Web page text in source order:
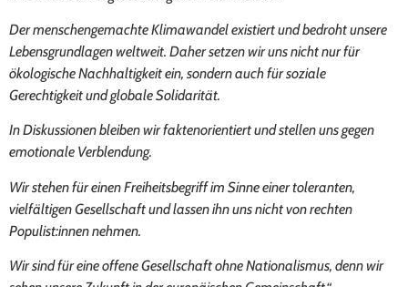
Der menschengemachte Klimawandel existiert und bedroht unsere
Lebensgrundlagen weltweit. Daher setzen wir uns nicht nur für
ökologische Nachhaltigkeit ein, sondern auch für soziale
Gerechtigkeit und globale Solidarität.
In Diskussionen bleiben wir faktenorientiert und stellen uns gegen
emotionale Verblendung.
Wir stehen für einen Freiheitsbegriff im Sinne einer toleranten,
vielfältigen Gesellschaft und lassen ihn uns nicht von rechten
Populist:innen nehmen.
Wir sind für eine offene Gesellschaft ohne Nationalismus, denn wir